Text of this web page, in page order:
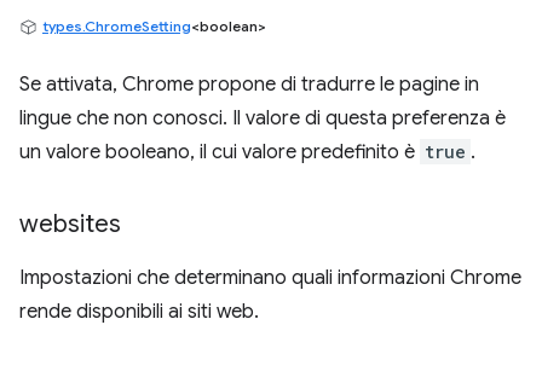
types.ChromeSetting<boolean>
Se attivata, Chrome propone di tradurre le pagine in
lingue che non conosci. Il valore di questa preferenza è
un valore booleano, il cui valore predefinito è true .
websites
Impostazioni che determinano quali informazioni Chrome
rende disponibili ai siti web.